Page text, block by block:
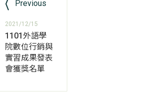
Previous
2021/12/15
1101外語學
院數位行銷與
實習成果發表
會獲獎名單